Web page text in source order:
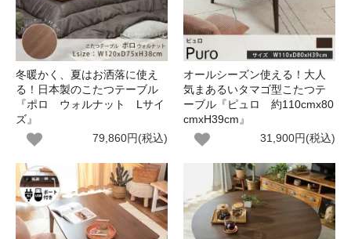
冬暖かく、夏はお洒落に使え
る！日本製のこたつテーブル
『ポロ ウォルナット Lサイ
ズ』
79,860円(税込)
オールシーズン使える！大人
気まあるいタマゴ型こたつテ
ーブル『ピュロ 約110cmx80
cmxH39cm』
31,900円(税込)